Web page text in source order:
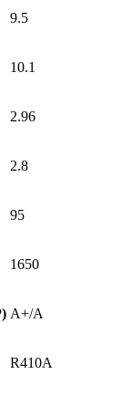
9.5
10.1
2.96
2.8
95
1650
A+/A
R410A